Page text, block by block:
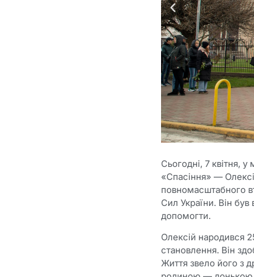
Сьогодні, 7 квітня,
«Спасіння» —
повномасштабного
Сил України. Він
допомогти.
Олексій народився
становлення. Він
Життя звело його з